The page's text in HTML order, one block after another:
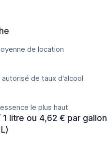
de location
autorisé de taux d'alcool
le plus haut
1 litre ou 4,62 € par gallon